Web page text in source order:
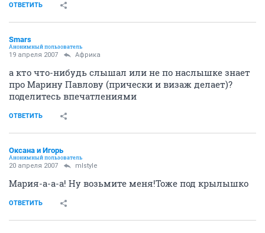
ОТВЕТИТЬ
Smars
Анонимный пользователь
19 апреля 2007 Африка
а кто что-нибудь слышал или не по наслышке знает
про Марину Павлову (прически и визаж делает)?
поделитесь впечатлениями
ОТВЕТИТЬ
Оксана и Игорь
Анонимный пользователь
20 апреля 2007 mlstyle
Мария-а-а-а! Ну возьмите меня!Тоже под крылышко
ОТВЕТИТЬ